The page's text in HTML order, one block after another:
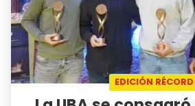
EDICIÓN RÉCORD